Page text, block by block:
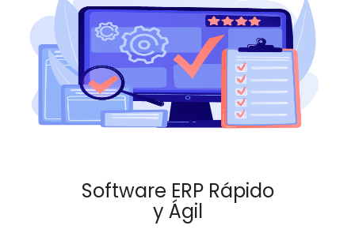
Software ERP Rápido
y Ágil